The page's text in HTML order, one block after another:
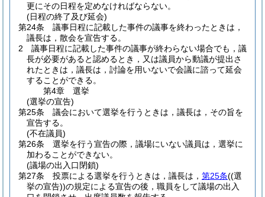
更にその日程を定めなければならない。
(日程の終了及び延会)
第24条
議事日程に記載した事件の議事を終わったときは，
議長は，散会を宣告する。
2
議事日程に記載した事件の議事が終わらない場合でも，議
長が必要があると認めるとき，又は議員から動議が提出さ
れたときは，議長は，討論を用いないで会議に諮って延会
することができる。
第4章
選挙
(選挙の宣告)
第25条
議会において選挙を行うときは，議長は，その旨を
宣告する。
(不在議員)
第26条
選挙を行う宣告の際，議場にいない議員は，選挙に
加わることができない。
(議場の出入口閉鎖)
第27条
投票による選挙を行うときは，議長は， 第25条((選
挙の宣告))の規定による宣告の後，職員をして議場の出入